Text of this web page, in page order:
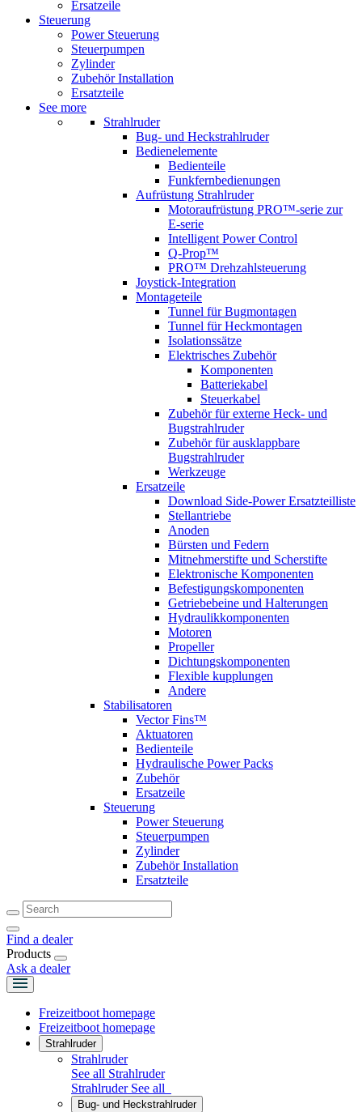
Ersatzeile
Steuerung
Power Steuerung
Steuerpumpen
Zylinder
Zubehör Installation
Ersatzteile
See more
Strahlruder
Bug- und Heckstrahlruder
Bedienelemente
Bedienteile
Funkfernbedienungen
Aufrüstung Strahlruder
Motoraufrüstung PRO™-serie zur
E-serie
Intelligent Power Control
Q-Prop™
PRO™ Drehzahlsteuerung
Joystick-Integration
Montageteile
Tunnel für Bugmontagen
Tunnel für Heckmontagen
Isolationssätze
Elektrisches Zubehör
Komponenten
Batteriekabel
Steuerkabel
Zubehör für externe Heck- und
Bugstrahlruder
Zubehör für ausklappbare
Bugstrahlruder
Werkzeuge
Ersatzeile
Download Side-Power Ersatzteilliste
Stellantriebe
Anoden
Bürsten und Federn
Mitnehmerstifte und Scherstifte
Elektronische Komponenten
Befestigungskomponenten
Getriebebeine und Halterungen
Hydraulikkomponenten
Motoren
Propeller
Dichtungskomponenten
Flexible kupplungen
Andere
Stabilisatoren
Vector Fins™
Aktuatoren
Bedienteile
Hydraulische Power Packs
Zubehör
Ersatzeile
Steuerung
Power Steuerung
Steuerpumpen
Zylinder
Zubehör Installation
Ersatzteile
Find a dealer
Products
Ask a dealer
Freizeitboot homepage
Freizeitboot homepage
Strahlruder
Strahlruder
See all Strahlruder
Strahlruder See all
Bug- und Heckstrahlruder